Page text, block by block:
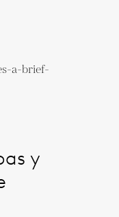
y